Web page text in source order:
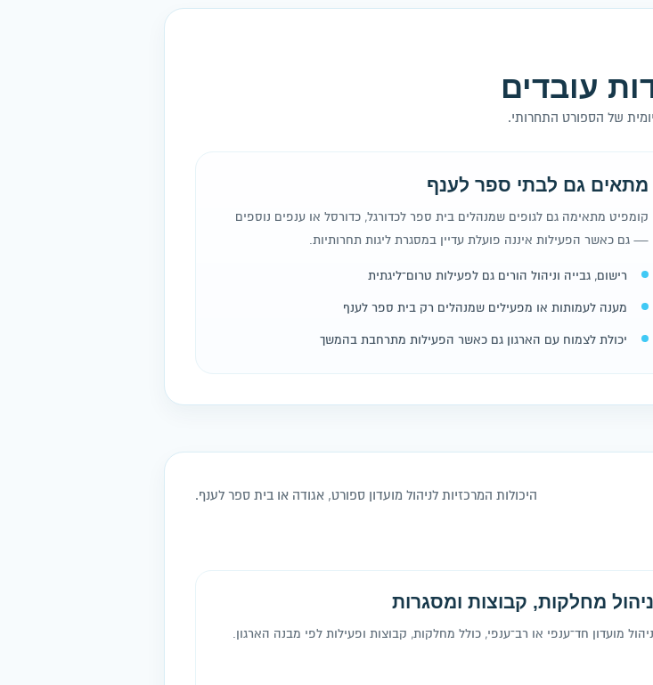
עובדים
של הספורט התחרותי.
מתאים גם לבתי ספר לענף
קומפיט מתאימה גם לגופים שמנהלים בית ספר לכדורגל, כדורסל או ענפים נוספים
— גם כאשר הפעילות איננה פועלת עדיין במסגרת ליגות תחרותיות.
רישום, גבייה וניהול הורים גם לפעילות טרום־ליגתית
מענה לעמותות או מפעילים שמנהלים רק בית ספר לענף
יכולת לצמוח עם הארגון גם כאשר הפעילות מתרחבת בהמשך
היכולות המרכזיות לניהול מועדון ספורט, אגודה או בית ספר לענף.
ניהול מחלקות, קבוצות ומסגרות
ניהול מועדון חד־ענפי או רב־ענפי, כולל מחלקות, קבוצות ופעילות לפי מבנה הארגון.